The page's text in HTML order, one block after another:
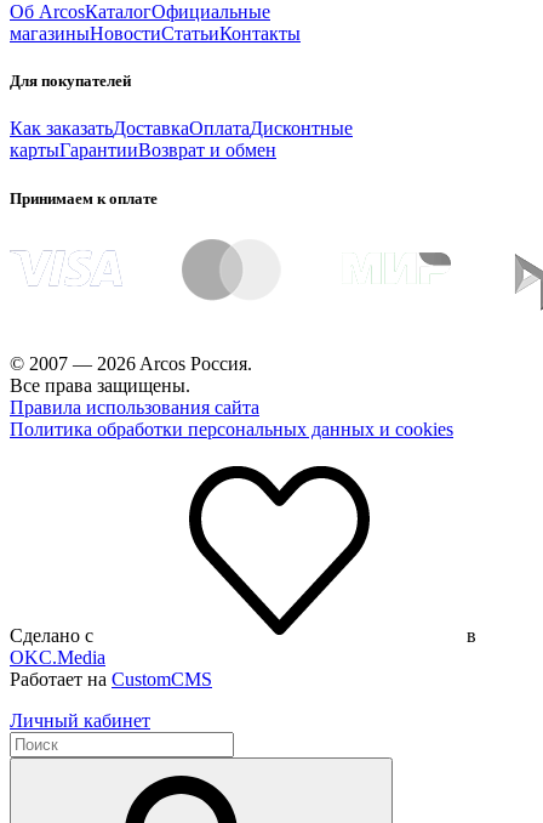
Об ArcosКаталогОфициальные
магазиныНовостиСтатьиКонтакты
Для покупателей
Как заказатьДоставкаОплатаДисконтные
картыГарантииВозврат и обмен
Принимаем к оплате
© 2007 — 2026 Arcos Россия.
Все права защищены.
Правила использования сайта
Политика обработки персональных данных и cookies
Сделано с
в
OKC.Media
Работает на CustomCMS
Личный кабинет